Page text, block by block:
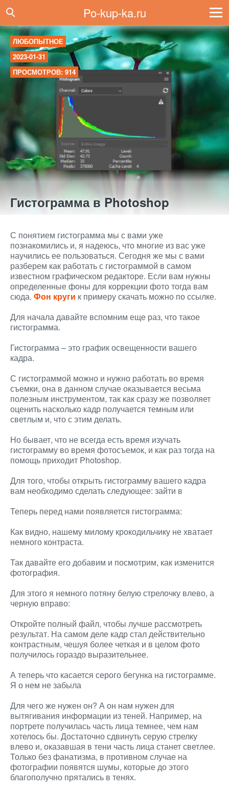
Po-kup-ka.ru
ЛЮБОПЫТНОЕ
2023-01-31
ПРОСМОТРОВ: 914
Гистограмма в Photoshop
С понятием гистограмма мы с вами уже
познакомились и, я надеюсь, что многие из вас уже
научились ее пользоваться. Сегодня же мы с вами
разберем как работать с гистограммой в самом
известном графическом редакторе. Если вам нужны
определенные фоны для коррекции фото тогда вам
сюда. Фон круги к примеру скачать можно по ссылке.
Для начала давайте вспомним еще раз, что такое
гистограмма.
Гистограмма – это график освещенности вашего
кадра.
С гистограммой можно и нужно работать во время
съемки, она в данном случае оказывается весьма
полезным инструментом, так как сразу же позволяет
оценить насколько кадр получается темным или
светлым и, что с этим делать.
Но бывает, что не всегда есть время изучать
гистограмму во время фотосъемок, и как раз тогда на
помощь приходит Photoshop.
Для того, чтобы открыть гистограмму вашего кадра
вам необходимо сделать следующее: зайти в
Теперь перед нами появляется гистограмма:
Как видно, нашему милому крокодильчику не хватает
немного контраста.
Так давайте его добавим и посмотрим, как изменится
фотография.
Для этого я немного потяну белую стрелочку влево, а
черную вправо:
Откройте полный файл, чтобы лучше рассмотреть
результат. На самом деле кадр стал действительно
контрастным, чешуя более четкая и в целом фото
получилось гораздо выразительнее.
А теперь что касается серого бегунка на гистограмме.
Я о нем не забыла
Для чего же нужен он? А он нам нужен для
вытягивания информации из теней. Например, на
портрете получилась часть лица темнее, чем нам
хотелось бы. Достаточно сдвинуть серую стрелку
влево и, оказавшая в тени часть лица станет светлее.
Только без фанатизма, в противном случае на
фотографии появятся шумы, которые до этого
благополучно прятались в тенях.